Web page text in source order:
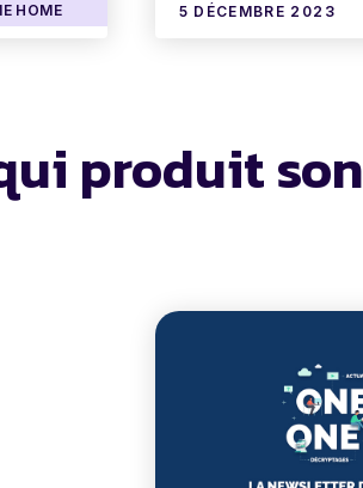
HOME 5 DÉCEMBRE 2023
produit son